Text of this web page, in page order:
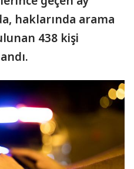
haklarında arama
438 kişi